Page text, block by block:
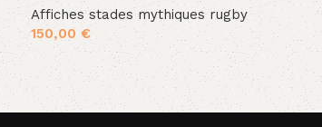
Affiches stades mythiques rugby
150,00 €
Ajouter au panier